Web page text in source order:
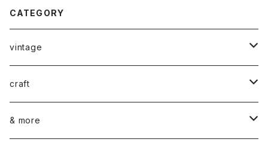
CATEGORY
vintage
ceramics
ARABIA
glass
craft
染め花Horry
& more